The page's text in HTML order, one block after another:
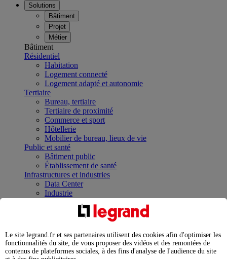
Solutions
Bâtiment
Projet
Métier
Bâtiment
Résidentiel
Habitation
Logement connecté
Logement adapté et autonomie
Tertiaire
Bureau, tertiaire
Tertiaire de proximité
Commerce et sport
Hôtellerie
Mobilier de bureau, lieux de vie
Public et santé
Bâtiment public
Établissement de santé
Infrastructures et industries
Data Center
Industrie
Infrastructures
Contrôler et planifier le fonctionnement des appareils
Répartir et optimiser son tableau électrique
Legrand Data Center Solutions : concentrer les
expertises au service de vos performances
Le site legrand.fr et ses partenaires utilisent des cookies afin d'optimiser les
fonctionnalités du site, de vous proposer des vidéos et des remontées de
contenus de plateformes sociales, à des fins d'analyse de l'audience du site